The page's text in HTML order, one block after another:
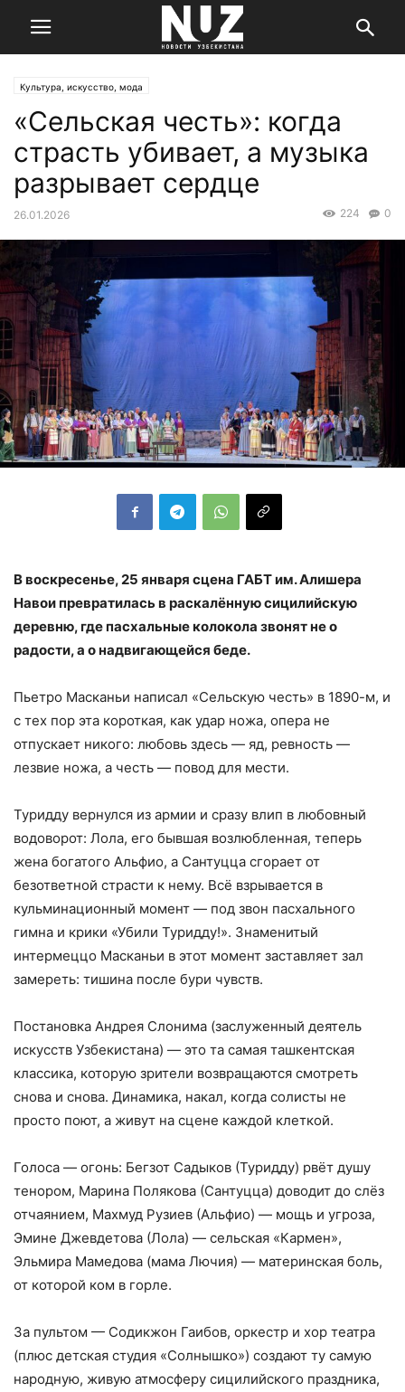
Культура, искусство, мода
«Сельская честь»: когда
страсть убивает, а музыка
разрывает сердце
26.01.2026 0
224
В воскресенье, 25 января сцена ГАБТ им. Алишера
Навои превратилась в раскалённую сицилийскую
деревню, где пасхальные колокола звонят не о
радости, а о надвигающейся беде.
Пьетро Масканьи написал «Сельскую честь» в 1890-м, и
с тех пор эта короткая, как удар ножа, опера не
отпускает никого: любовь здесь — яд, ревность —
лезвие ножа, а честь — повод для мести.
Туридду вернулся из армии и сразу влип в любовный
водоворот: Лола, его бывшая возлюбленная, теперь
жена богатого Альфио, а Сантуцца сгорает от
безответной страсти к нему. Всё взрывается в
кульминационный момент — под звон пасхального
гимна и крики «Убили Туридду!». Знаменитый
интермеццо Масканьи в этот момент заставляет зал
замереть: тишина после бури чувств.
Постановка Андрея Слонима (заслуженный деятель
искусств Узбекистана) — это та самая ташкентская
классика, которую зрители возвращаются смотреть
снова и снова. Динамика, накал, когда солисты не
просто поют, а живут на сцене каждой клеткой.
Голоса — огонь: Бегзот Садыков (Туридду) рвёт душу
тенором, Марина Полякова (Сантуцца) доводит до слёз
отчаянием, Махмуд Рузиев (Альфио) — мощь и угроза,
Эмине Джевдетова (Лола) — сельская «Кармен»,
Эльмира Мамедова (мама Лючия) — материнская боль,
от которой ком в горле.
За пультом — Содикжон Гаибов, оркестр и хор театра
(плюс детская студия «Солнышко») создают ту самую
народную, живую атмосферу сицилийского праздника,